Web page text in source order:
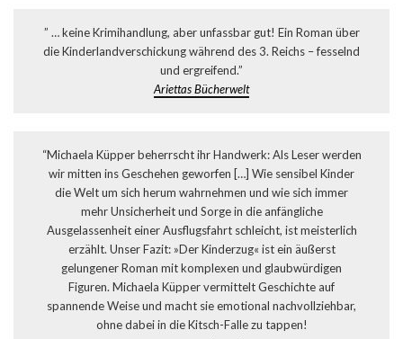
” … keine Krimihandlung, aber unfassbar gut! Ein Roman über
die Kinderlandverschickung während des 3. Reichs – fesselnd
und ergreifend.”
Ariettas Bücherwelt
“Michaela Küpper beherrscht ihr Handwerk: Als Leser werden
wir mitten ins Geschehen geworfen […] Wie sensibel Kinder
die Welt um sich herum wahrnehmen und wie sich immer
mehr Unsicherheit und Sorge in die anfängliche
Ausgelassenheit einer Ausflugsfahrt schleicht, ist meisterlich
erzählt. Unser Fazit: »Der Kinderzug« ist ein äußerst
gelungener Roman mit komplexen und glaubwürdigen
Figuren. Michaela Küpper vermittelt Geschichte auf
spannende Weise und macht sie emotional nachvollziehbar,
ohne dabei in die Kitsch-Falle zu tappen!